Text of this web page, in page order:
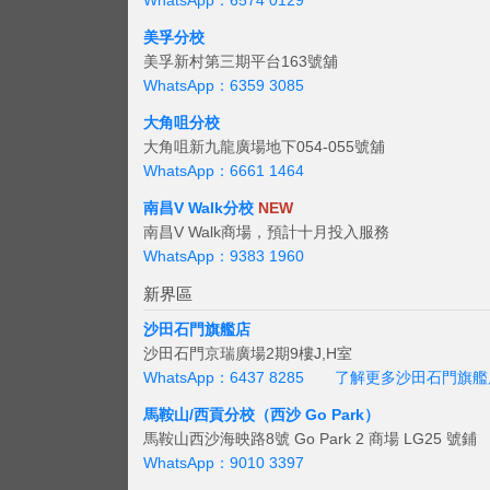
美孚分校
美孚新村第三期平台163號舖
WhatsApp：6359 3085
大角咀分校
大角咀新九龍廣場地下054-055號舖
WhatsApp：6661 1464
南昌V Walk分校 NEW
南昌V Walk商場，預計十月投入服務
WhatsApp：9383 1960
新界區
沙田石門旗艦店
沙田石門京瑞廣場2期9樓J,H室
WhatsApp：6437 8285
了解更多沙田石門旗
馬鞍山/西貢分校（西沙 Go Park）
馬鞍山西沙海映路8號 Go Park 2 商場 LG25 號鋪
WhatsApp：9010 3397